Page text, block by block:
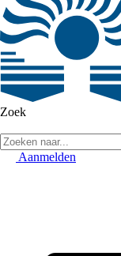
Zoek
Aanmelden